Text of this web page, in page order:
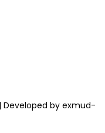
Developed by exmud-